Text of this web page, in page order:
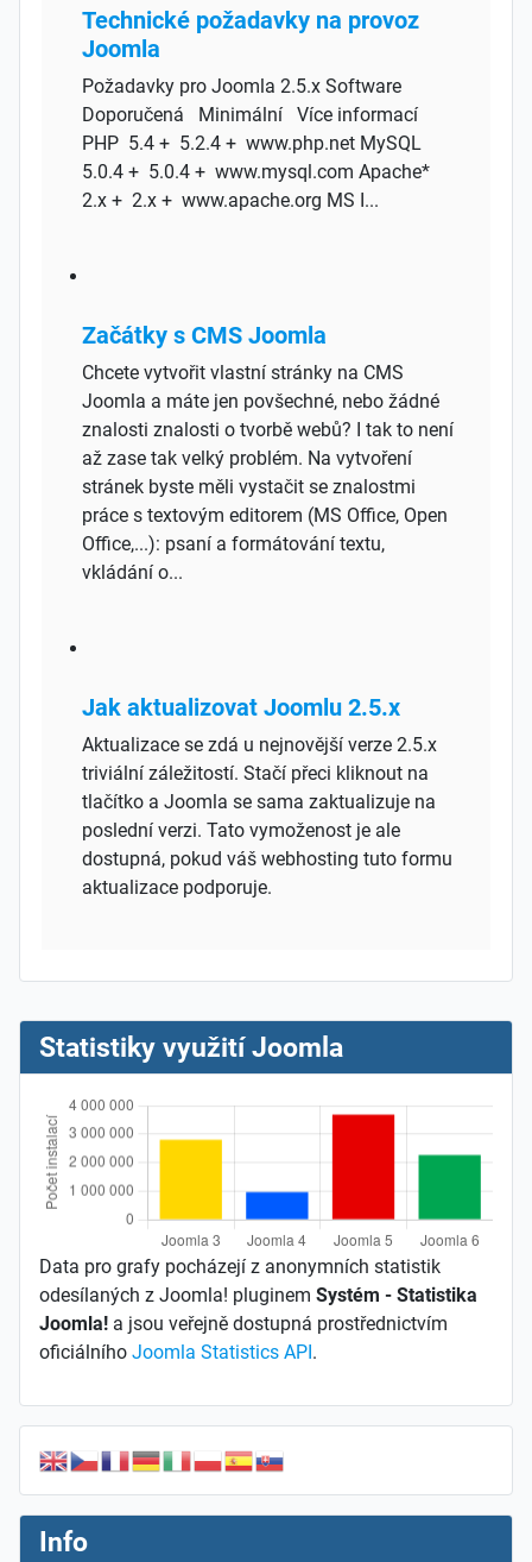
Technické požadavky na provoz
Joomla
Požadavky pro Joomla 2.5.x Software
Doporučená Minimální Více informací
PHP 5.4 + 5.2.4 + www.php.net MySQL
5.0.4 + 5.0.4 + www.mysql.com Apache*
2.x + 2.x + www.apache.org MS I...
Začátky s CMS Joomla
Chcete vytvořit vlastní stránky na CMS
Joomla a máte jen povšechné, nebo žádné
znalosti znalosti o tvorbě webů? I tak to není
až zase tak velký problém. Na vytvoření
stránek byste měli vystačit se znalostmi
práce s textovým editorem (MS Office, Open
Office,...): psaní a formátování textu,
vkládání o...
Jak aktualizovat Joomlu 2.5.x
Aktualizace se zdá u nejnovější verze 2.5.x
triviální záležitostí. Stačí přeci kliknout na
tlačítko a Joomla se sama zaktualizuje na
poslední verzi. Tato vymoženost je ale
dostupná, pokud váš webhosting tuto formu
aktualizace podporuje.
Statistiky využití Joomla
Data pro grafy pocházejí z anonymních statistik
odesílaných z Joomla! pluginem Systém - Statistika
Joomla! a jsou veřejně dostupná prostřednictvím
oficiálního Joomla Statistics API.
Info